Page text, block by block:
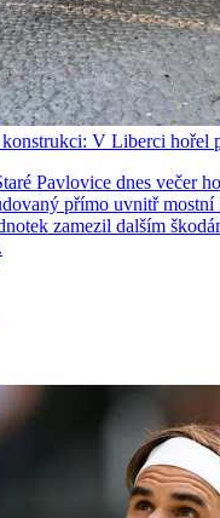
V Liberci hořel
Pavlovice dnes večer
přímo uvnitř mostní
zamezil dalším